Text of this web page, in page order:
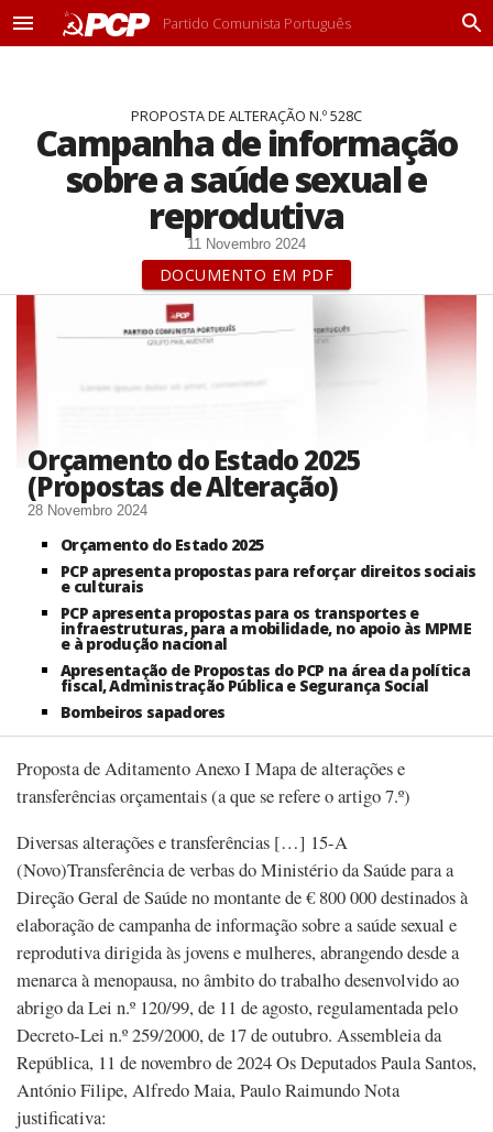
M
Partido Comunista Português
P
PROPOSTA DE ALTERAÇÃO N.º 528C
Campanha de informação
sobre a saúde sexual e
reprodutiva
11 Novembro 2024
DOCUMENTO EM PDF
Orçamento do Estado 2025
(Propostas de Alteração)
28 Novembro 2024
Orçamento do Estado 2025
PCP apresenta propostas para reforçar direitos sociais
e culturais
PCP apresenta propostas para os transportes e
infraestruturas, para a mobilidade, no apoio às MPME
e à produção nacional
Apresentação de Propostas do PCP na área da política
fiscal, Administração Pública e Segurança Social
Bombeiros sapadores
Proposta de Aditamento Anexo I Mapa de alterações e
transferências orçamentais (a que se refere o artigo 7.º)
Diversas alterações e transferências […] 15-A
(Novo)Transferência de verbas do Ministério da Saúde para a
Direção Geral de Saúde no montante de € 800 000 destinados à
elaboração de campanha de informação sobre a saúde sexual e
reprodutiva dirigida às jovens e mulheres, abrangendo desde a
menarca à menopausa, no âmbito do trabalho desenvolvido ao
abrigo da Lei n.º 120/99, de 11 de agosto, regulamentada pelo
Decreto-Lei n.º 259/2000, de 17 de outubro. Assembleia da
República, 11 de novembro de 2024 Os Deputados Paula Santos,
António Filipe, Alfredo Maia, Paulo Raimundo Nota
justificativa: